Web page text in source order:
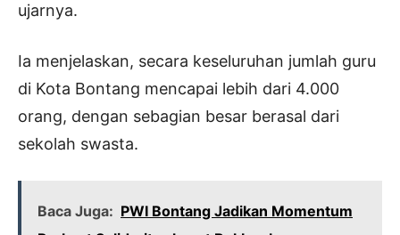
ujarnya.
Ia menjelaskan, secara keseluruhan jumlah guru
di Kota Bontang mencapai lebih dari 4.000
orang, dengan sebagian besar berasal dari
sekolah swasta.
Baca Juga: PWI Bontang Jadikan Momentum